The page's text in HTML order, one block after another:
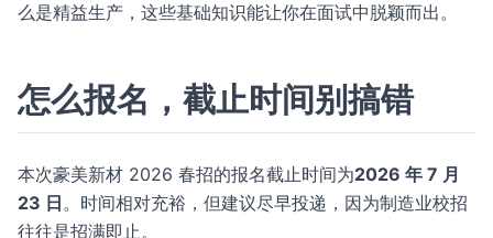
么是精益生产，这些基础知识能让你在面试中脱颖而出。
怎么报名，截止时间别搞错
本次豪美新材 2026 春招的报名截止时间为2026 年 7 月
23 日。时间相对充裕，但建议尽早投递，因为制造业校招
往往是招满即止。